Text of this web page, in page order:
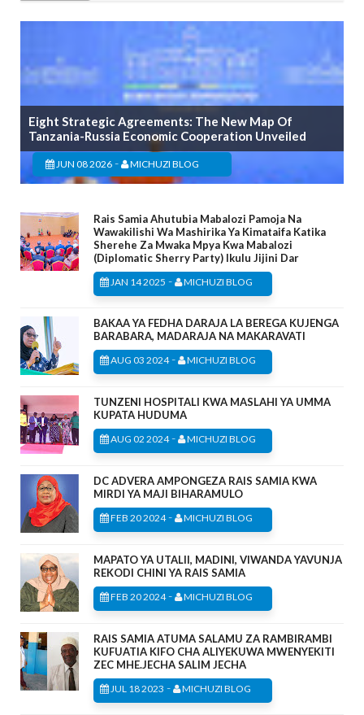
Eight Strategic Agreements: The New Map Of
Tanzania-Russia Economic Cooperation Unveiled
JUN 08 2026 - MICHUZI BLOG
Rais Samia Ahutubia Mabalozi Pamoja Na
Wawakilishi Wa Mashirika Ya Kimataifa Katika
Sherehe Za Mwaka Mpya Kwa Mabalozi
(Diplomatic Sherry Party) Ikulu Jijini Dar
JAN 14 2025 - MICHUZI BLOG
BAKAA YA FEDHA DARAJA LA BEREGA KUJENGA
BARABARA, MADARAJA NA MAKARAVATI
AUG 03 2024- MICHUZI BLOG
TUNZENI HOSPITALI KWA MASLAHI YA UMMA
KUPATA HUDUMA
AUG 02 2024- MICHUZI BLOG
DC ADVERA AMPONGEZA RAIS SAMIA KWA
MIRDI YA MAJI BIHARAMULO
FEB 20 2024- MICHUZI BLOG
MAPATO YA UTALII, MADINI, VIWANDA YAVUNJA
REKODI CHINI YA RAIS SAMIA
FEB 20 2024- MICHUZI BLOG
RAIS SAMIA ATUMA SALAMU ZA RAMBIRAMBI
KUFUATIA KIFO CHA ALIYEKUWA MWENYEKITI
ZEC MHE.JECHA SALIM JECHA
JUL 18 2023 - MICHUZI BLOG